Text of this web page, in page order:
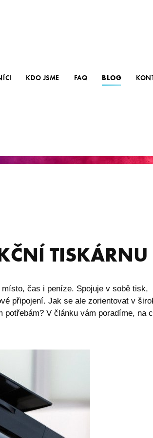
KDO JSME FAQ BLOG
TISKÁRNU
čas i peníze. Spojuje v sobě tisk,
připojení. Jak se ale zorientovat v
V článku vám poradíme, na